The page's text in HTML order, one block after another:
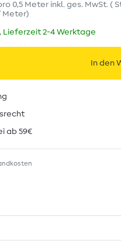
0,5 Meter inkl. ges. MwSt. (
Meter)
2-4 Werktage
In den
ab 59€